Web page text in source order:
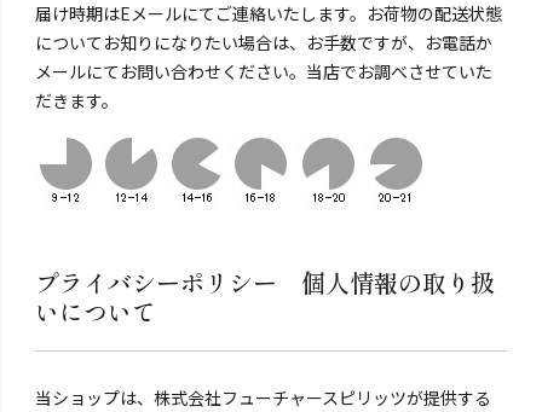
届け時期はEメールにてご連絡いたします。お荷物の配送状態
についてお知りになりたい場合は、お手数ですが、お電話か
メールにてお問い合わせください。当店でお調べさせていた
だきます。
プライバシーポリシー 個人情報の取り扱
いについて
当ショップは、株式会社フューチャースピリッツが提供する